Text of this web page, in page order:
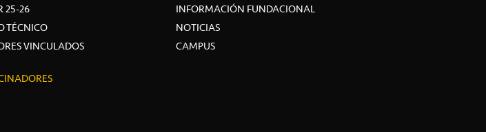
25-26
TÉCNICO
VINCULADOS
INFORMACIÓN FUNDACIONAL
NOTICIAS
CAMPUS